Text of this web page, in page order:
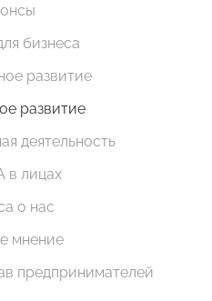
бизнеса
развитие
развитие
деятельность
в лицах
о нас
мнение
предпринимателей